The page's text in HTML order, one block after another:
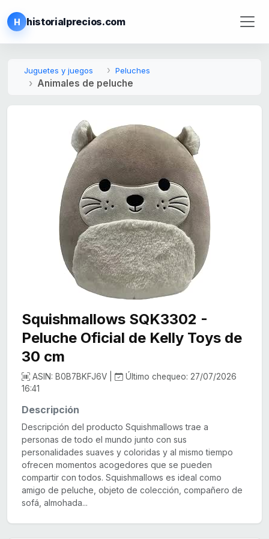
H historialprecios.com
Juguetes y juegos Peluches
Animales de peluche
Squishmallows SQK3302 -
Peluche Oficial de Kelly Toys de
30 cm
ASIN: B0B7BKFJ6V |
Último chequeo: 27/07/2026
16:41
Descripción
Descripción del producto Squishmallows trae a
personas de todo el mundo junto con sus
personalidades suaves y coloridas y al mismo tiempo
ofrecen momentos acogedores que se pueden
compartir con todos. Squishmallows es ideal como
amigo de peluche, objeto de colección, compañero de
sofá, almohada...